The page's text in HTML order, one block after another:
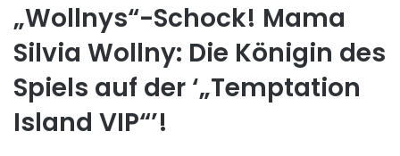
„Wollnys“-Schock! Mama
Silvia Wollny: Die Königin des
Spiels auf der ‘„Temptation
Island VIP“’!